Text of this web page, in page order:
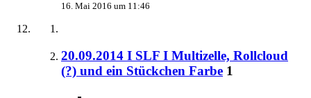
16. Mai 2016 um 11:46
20.09.2014 I SLF I Multizelle, Rollcloud
(?) und ein Stückchen Farbe 1